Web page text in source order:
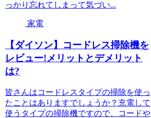
っかり忘れてしまって気づい...
家電
【ダイソン】コードレス掃除機を
レビュー!メリットとデメリット
は?
皆さんはコードレスタイプの掃除を使っ
たことはありますでしょうか？充電して
使うタイプの掃除機ですので、コードや